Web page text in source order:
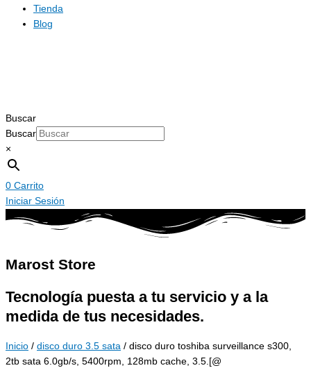
Tienda
Blog
Buscar
Buscar
×
0 Carrito
Iniciar Sesión
Marost Store
Tecnología puesta a tu servicio y a la
medida de tus necesidades.
Inicio / disco duro 3.5 sata / disco duro toshiba surveillance s300,
2tb sata 6.0gb/s, 5400rpm, 128mb cache, 3.5.[@